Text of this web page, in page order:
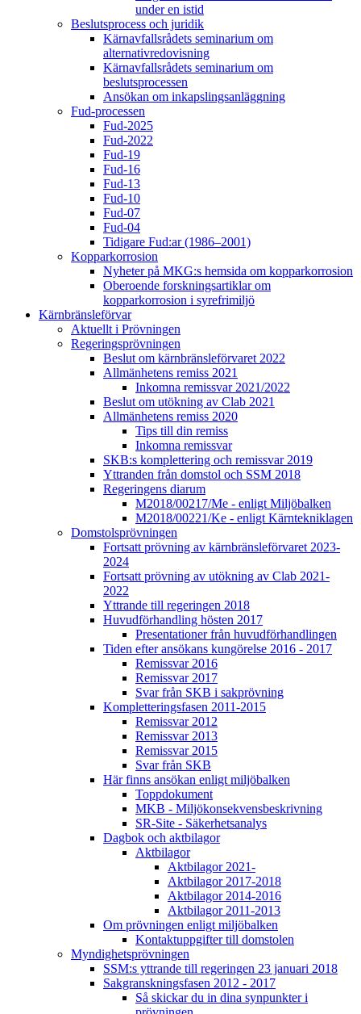
under en istid
Beslutsprocess och juridik
Kärnavfallsrådets seminarium om
alternativredovisning
Kärnavfallsrådets seminarium om
beslutsprocessen
Ansökan om inkapslingsanläggning
Fud-processen
Fud-2025
Fud-2022
Fud-19
Fud-16
Fud-13
Fud-10
Fud-07
Fud-04
Tidigare Fud:ar (1986–2001)
Kopparkorrosion
Nyheter på MKG:s hemsida om kopparkorrosion
Oberoende forskningsartiklar om
kopparkorrosion i syrefrimiljö
Kärnbränsleförvar
Aktuellt i Prövningen
Regeringsprövningen
Beslut om kärnbränsleförvaret 2022
Allmänhetens remiss 2021
Inkomna remissvar 2021/2022
Beslut om utökning av Clab 2021
Allmänhetens remiss 2020
Tips till din remiss
Inkomna remissvar
SKB:s komplettering och remissvar 2019
Yttranden från domstol och SSM 2018
Regeringens diarum
M2018/00217/Me - enligt Miljöbalken
M2018/00221/Ke - enligt Kärntekniklagen
Domstolsprövningen
Fortsatt prövning av kärnbränsleförvaret 2023-
2024
Fortsatt prövning av utökning av Clab 2021-
2022
Yttrande till regeringen 2018
Huvudförhandling hösten 2017
Presentationer från huvudförhandlingen
Tiden efter ansökans kungörelse 2016 - 2017
Remissvar 2016
Remissvar 2017
Svar från SKB i sakprövning
Kompletteringsfasen 2011-2015
Remissvar 2012
Remissvar 2013
Remissvar 2015
Svar från SKB
Här finns ansökan enligt miljöbalken
Toppdokument
MKB - Miljökonsekvensbeskrivning
SR-Site - Säkerhetsanalys
Dagbok och aktbilagor
Aktbilagor
Aktbilagor 2021-
Aktbilagor 2017-2018
Aktbilagor 2014-2016
Aktbilagor 2011-2013
Om prövningen enligt miljöbalken
Kontaktuppgifter till domstolen
Myndighetsprövningen
SSM:s yttrande till regeringen 23 januari 2018
Sakgranskningsfasen 2012 - 2017
Så skickar du in dina synpunkter i